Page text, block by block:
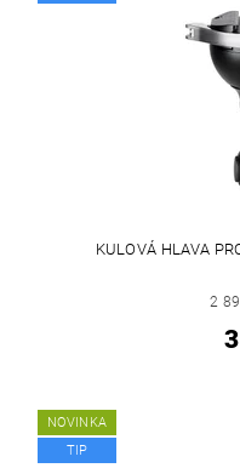
KULOVÁ HLAVA
2
NOVINKA
TIP